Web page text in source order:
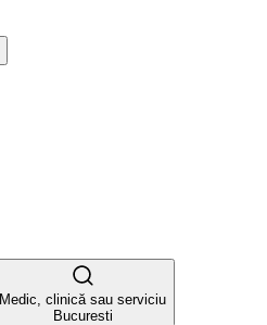
Medic, clinică sau serviciu
Bucuresti